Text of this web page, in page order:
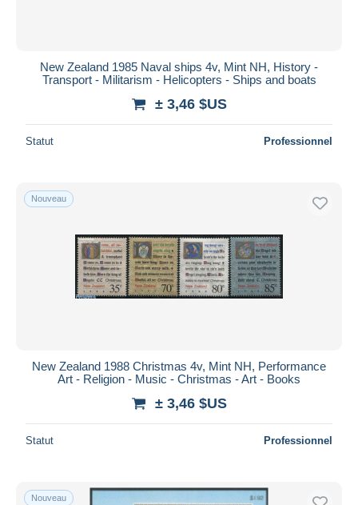
New Zealand 1985 Naval ships 4v, Mint NH, History -
Transport - Militarism - Helicopters - Ships and boats
± 3,46 $US
Statut Professionnel
Nouveau
New Zealand 1988 Christmas 4v, Mint NH, Performance
Art - Religion - Music - Christmas - Art - Books
± 3,46 $US
Statut Professionnel
Nouveau